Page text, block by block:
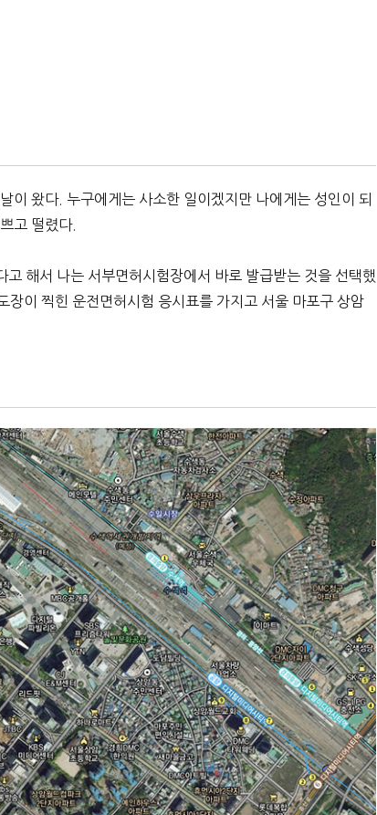
이 왔다. 누구에게는 사소한 일이겠지만 나에게는 성인이 되
고 떨렸다.
해서 나는 서부면허시험장에서 바로 발급받는 것을 선택했
이 찍힌 운전면허시험 응시표를 가지고 서울 마포구 상암